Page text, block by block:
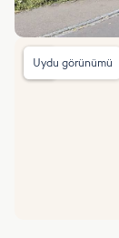
Uydu görünümü